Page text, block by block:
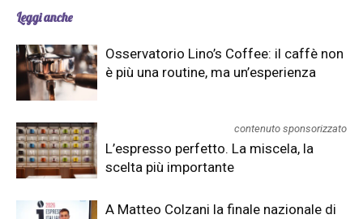
Leggi anche
Osservatorio Lino’s Coffee: il caffè non
è più una routine, ma un’esperienza
contenuto sponsorizzato
L’espresso perfetto. La miscela, la
scelta più importante
A Matteo Colzani la finale nazionale di